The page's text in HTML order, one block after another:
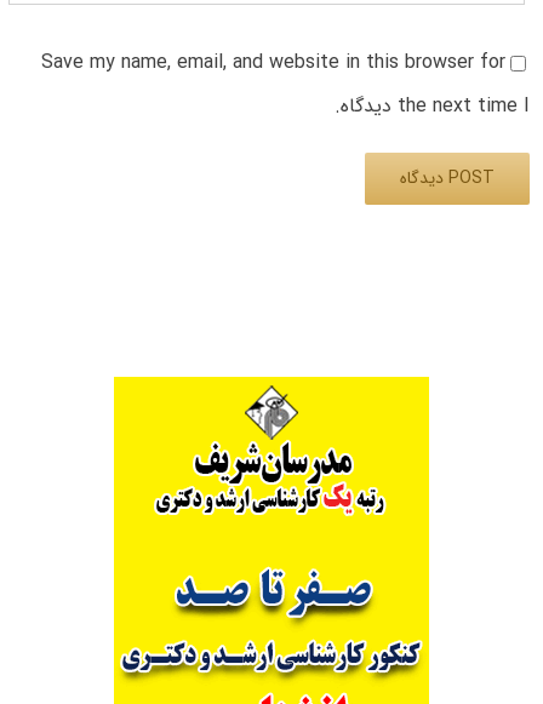
Save my name, email, and website in this browser for
the next time I دیدگاه.